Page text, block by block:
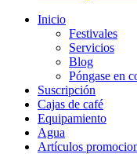
Inicio
Festivales
Servicios
Blog
Póngase en
Suscripción
Cajas de café
Equipamiento
Agua
Artículos